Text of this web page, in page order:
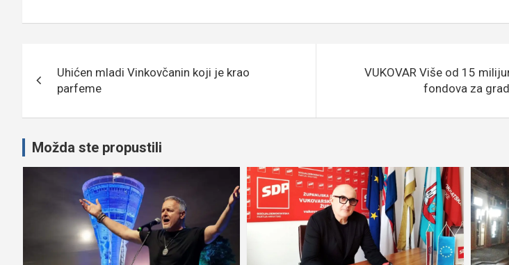
objava
Uhićen mladi Vinkovčanin koji je krao
parfeme
VUKOVAR Više od 15
fondova za
Možda ste propustili